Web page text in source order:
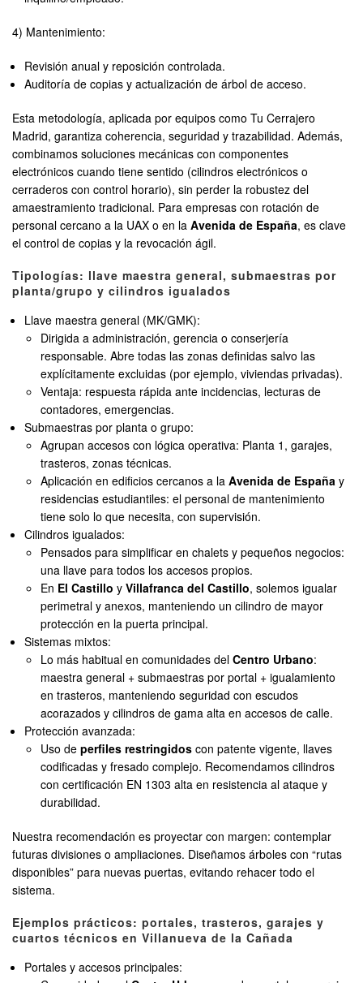
4) Mantenimiento:
Revisión anual y reposición controlada.
Auditoría de copias y actualización de árbol de acceso.
Esta metodología, aplicada por equipos como Tu Cerrajero
Madrid, garantiza coherencia, seguridad y trazabilidad. Además,
combinamos soluciones mecánicas con componentes
electrónicos cuando tiene sentido (cilindros electrónicos o
cerraderos con control horario), sin perder la robustez del
amaestramiento tradicional. Para empresas con rotación de
personal cercano a la UAX o en la Avenida de España, es clave
el control de copias y la revocación ágil.
Tipologías: llave maestra general, submaestras por
planta/grupo y cilindros igualados
Llave maestra general (MK/GMK):
Dirigida a administración, gerencia o conserjería
responsable. Abre todas las zonas definidas salvo las
explícitamente excluidas (por ejemplo, viviendas privadas).
Ventaja: respuesta rápida ante incidencias, lecturas de
contadores, emergencias.
Submaestras por planta o grupo:
Agrupan accesos con lógica operativa: Planta 1, garajes,
trasteros, zonas técnicas.
Aplicación en edificios cercanos a laAvenida de España y
residencias estudiantiles: el personal de mantenimiento
tiene solo lo que necesita, con supervisión.
Cilindros igualados:
Pensados para simplificar en chalets y pequeños negocios:
una llave para todos los accesos propios.
En El Castillo yVillafranca del Castillo, solemos igualar
perimetral y anexos, manteniendo un cilindro de mayor
protección en la puerta principal.
Sistemas mixtos:
Lo más habitual en comunidades delCentro Urbano:
maestra general + submaestras por portal + igualamiento
en trasteros, manteniendo seguridad con escudos
acorazados y cilindros de gama alta en accesos de calle.
Protección avanzada:
Uso deperfiles restringidos con patente vigente, llaves
codificadas y fresado complejo. Recomendamos cilindros
con certificación EN 1303 alta en resistencia al ataque y
durabilidad.
Nuestra recomendación es proyectar con margen: contemplar
futuras divisiones o ampliaciones. Diseñamos árboles con “rutas
disponibles” para nuevas puertas, evitando rehacer todo el
sistema.
Ejemplos prácticos: portales, trasteros, garajes y
cuartos técnicos en Villanueva de la Cañada
Portales y accesos principales: